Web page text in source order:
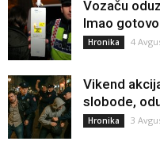
Vozaču
Imao
Hronika 4
Vikend
slobode,
Hronika 3